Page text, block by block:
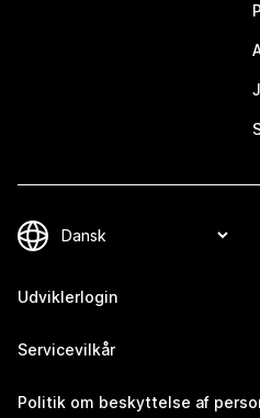
Udviklerlogin
Servicevilkår
Politik om beskyttelse af